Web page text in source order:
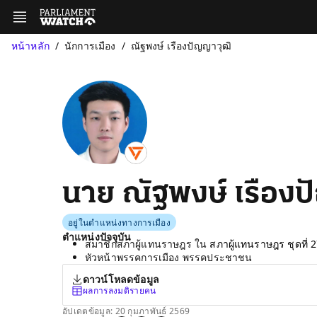
หน้าหลัก นักการเมือง ณัฐพงษ์ เรืองปัญญาวุฒิ
นาย ณัฐพงษ์ เรือ
อยู่ในตำแหน่งทางการเมือง
ตำแหน่งปัจจุบัน
สมาชิกสภาผู้แทนราษฎร ใน สภาผู้แทนราษฎร ชุดที่
หัวหน้าพรรคการเมือง พรรคประชาชน
ดาวน์โหลดข้อมูล
ผลการลงมติรายคน
อัปเดตข้อมูล: 20 กุมภาพันธ์ 2569